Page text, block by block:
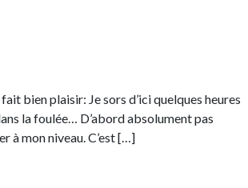
bien plaisir: Je sors d’ici quelques heures
la foulée… D’abord absolument pas
à mon niveau. C’est […]